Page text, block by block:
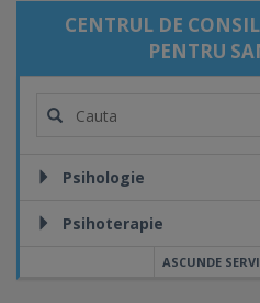
CENTRUL DE
PENTRU
Psihologie
Psihoterapie
ASCUNDE